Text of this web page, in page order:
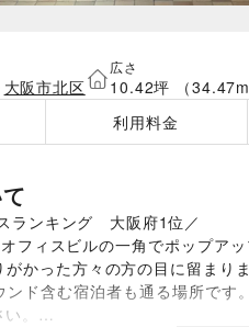
大阪市北区
広さ
10.42坪 （
利用料金
ランキング　大阪府1位／
フィスビルの一角でポップア
かった方々の方の目に留まり
ド含む宿泊者も通る場所で
。